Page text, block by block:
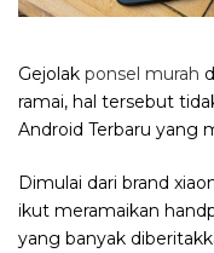
Gejolak ponsel murah
ramai, hal tersebut
Android Terbaru yang
Dimulai dari brand
ikut meramaikan
yang banyak